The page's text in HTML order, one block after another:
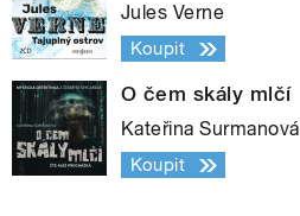
Jules Verne
Koupit
O čem skály mlčí
Kateřina Surmanová
Koupit